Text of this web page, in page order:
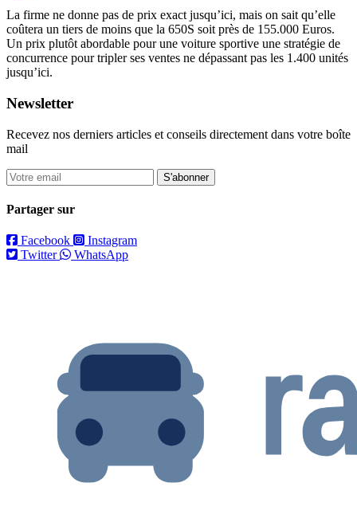
La firme ne donne pas de prix exact jusqu’ici, mais on sait qu’elle
coûtera un tiers de moins que la 650S soit près de 155.000 Euros.
Un prix plutôt abordable pour une voiture sportive une stratégie de
concurrence pour tripler ses ventes ne dépassant pas les 1.400 unités
jusqu’ici.
Newsletter
Recevez nos derniers articles et conseils directement dans votre boîte
mail
S'abonner
Partager sur
Facebook
Instagram
Twitter
WhatsApp